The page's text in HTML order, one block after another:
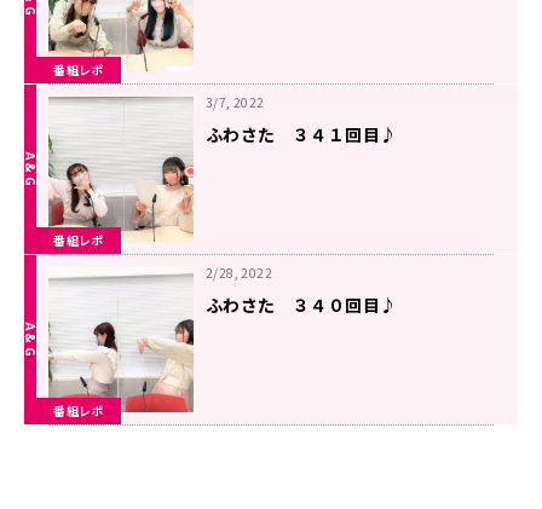
番組レポ
番組レポ
3/7, 2022
ふわさた ３４１回目♪
番組レポ
2/28, 2022
ふわさた ３４０回目♪